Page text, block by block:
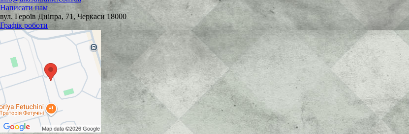
Написати нам
вул. Героїв Дніпра, 71, Черкаси 18000
Графік роботи